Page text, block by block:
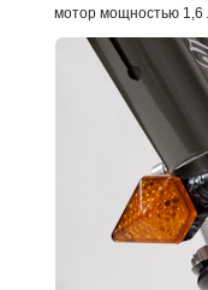
мотор мощностью 1,6